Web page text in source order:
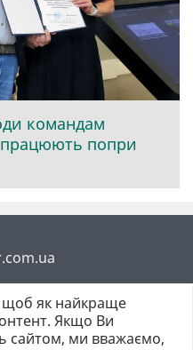
командам
працюють попри
як найкраще
Якщо Ви
сайтом, ми вважаємо,